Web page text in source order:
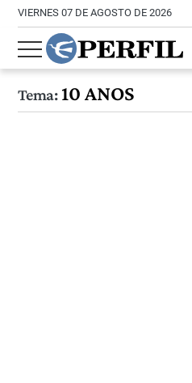
VIERNES 07 DE AGOSTO DE 2026
Tema:10 ANOS